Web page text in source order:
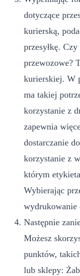
dotyczące
kurierską,
przesyłkę.
przewozowe?
kurierskiej. W
ma takiej
korzystanie z
zapewnia
dostarczanie
korzystanie z
którym
Wybierając
wydrukowanie
Następnie
Możesz
punktów,
lub sklepy: